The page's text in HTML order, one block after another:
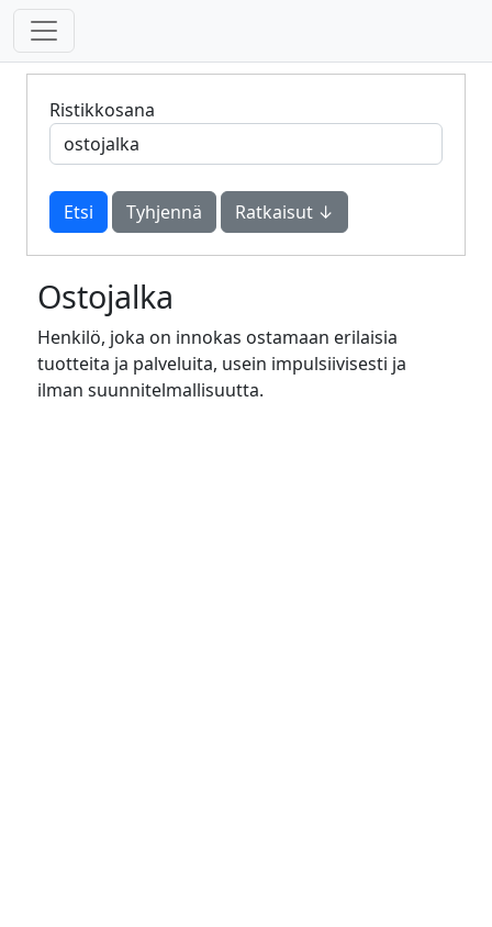
Ristikkosana
Tyhjennä Ratkaisut ↓
Ostojalka
Henkilö, joka on innokas ostamaan erilaisia
tuotteita ja palveluita, usein impulsiivisesti ja
ilman suunnitelmallisuutta.